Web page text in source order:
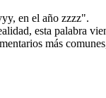
en el año zzzz".
esta palabra
más